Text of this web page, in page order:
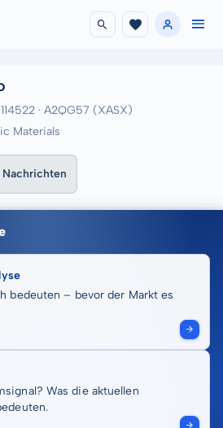
· A2QG57 (XASX)
Materials
Nachrichten
bedeuten – bevor der Markt es
Was die aktuellen